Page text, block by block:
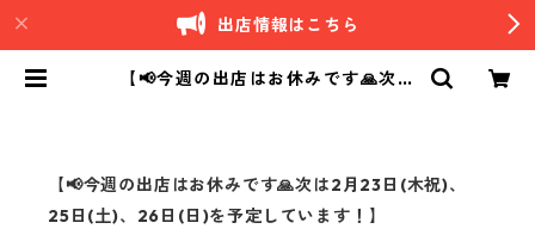
出店情報はこちら
【📢今週の出店はお休みです🙏次は
【📢今週の出店はお休みです🙏次は2月23日(木祝)、
25日(土)、26日(日)を予定しています！】